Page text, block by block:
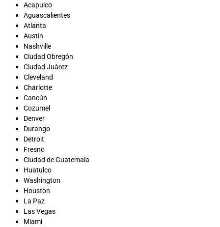
Acapulco
Aguascalientes
Atlanta
Austin
Nashville
Ciudad Obregón
Ciudad Juárez
Cleveland
Charlotte
Cancún
Cozumel
Denver
Durango
Detroit
Fresno
Ciudad de Guatemala
Huatulco
Washington
Houston
La Paz
Las Vegas
Miami